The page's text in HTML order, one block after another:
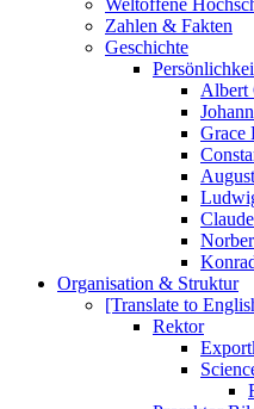
Weltoffene
Zahlen & Fakten
Geschichte
Albert
Grace
Organisation & Struktur
[Translate to
Rektor